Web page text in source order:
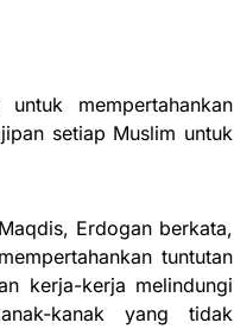
mempertahankan
setiap Muslim untuk
Erdogan berkata,
tuntutan
kerja-kerja melindungi
kanak yang tidak